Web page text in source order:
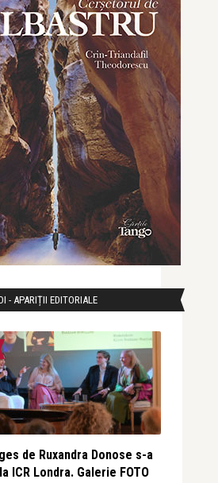
- APARIȚII EDITORIALE
de Ruxandra Donose s-a
ICR Londra. Galerie FOTO